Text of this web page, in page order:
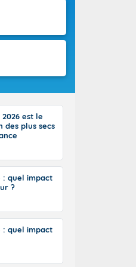
est le
des plus secs
: quel impact
?
: quel impact